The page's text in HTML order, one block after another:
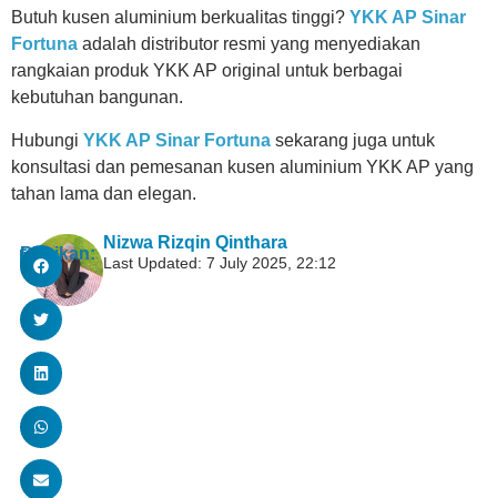
Butuh kusen aluminium berkualitas tinggi? YKK AP Sinar
Fortuna adalah distributor resmi yang menyediakan
rangkaian produk YKK AP original untuk berbagai
kebutuhan bangunan.
Hubungi YKK AP Sinar Fortuna sekarang juga untuk
konsultasi dan pemesanan kusen aluminium YKK AP yang
tahan lama dan elegan.
Nizwa Rizqin Qinthara
Last Updated: 7 July 2025, 22:12
Bagikan: